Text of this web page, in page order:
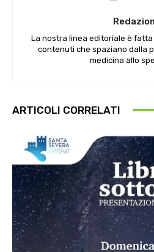
La nostra linea editoriale è
contenuti che spaziano dalla
medicina allo
ARTICOLI CORRELATI